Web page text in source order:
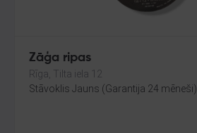
Zāģa ripas
Rīga, Tilta iela 12
Stāvoklis Jauns (Garantija 24 mēneši)